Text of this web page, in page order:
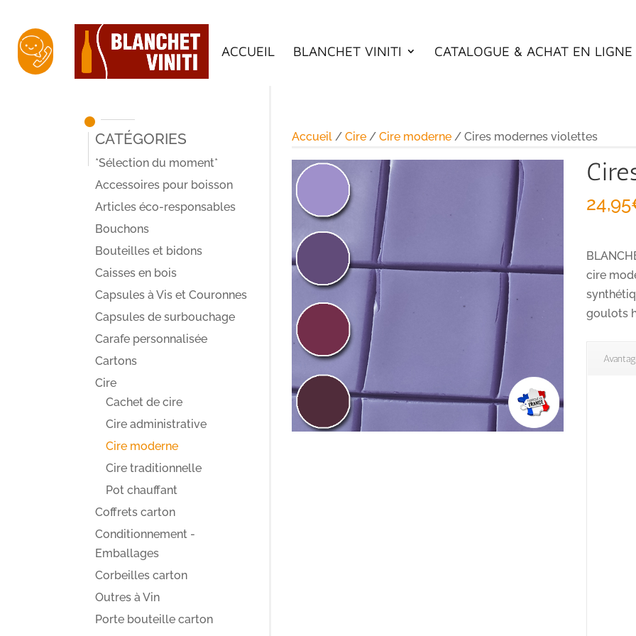
ACCUEIL BLANCHET VINITI CATALOGUE & ACHAT EN LIGNE
Accueil /Cire /Cire moderne / Cires modernes violettes
24,95
cire
goulots
Catégories
*Sélection du moment*
Accessoires pour boisson
Articles éco-responsables
Bouchons
Bouteilles et bidons
Caisses en bois
Capsules à Vis et Couronnes
Capsules de surbouchage
Carafe personnalisée
Cartons
Cire
Cachet de cire
Cire administrative
Cire moderne
Cire traditionnelle
Pot chauffant
Coffrets carton
Conditionnement -
Emballages
Corbeilles carton
Outres à Vin
Porte bouteille carton